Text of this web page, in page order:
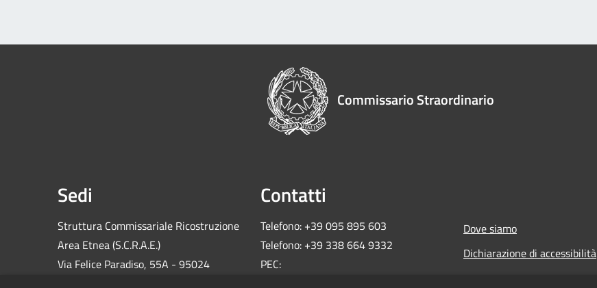
Commissario Straordinario
Sedi
Struttura Commissariale Ricostruzione
Area Etnea (S.C.R.A.E.)
Via Felice Paradiso, 55A - 95024
Contatti
Telefono: +39 095 895 603
Telefono: +39 338 664 9332
PEC:
Dove siamo
Dichiarazione di accessibilità